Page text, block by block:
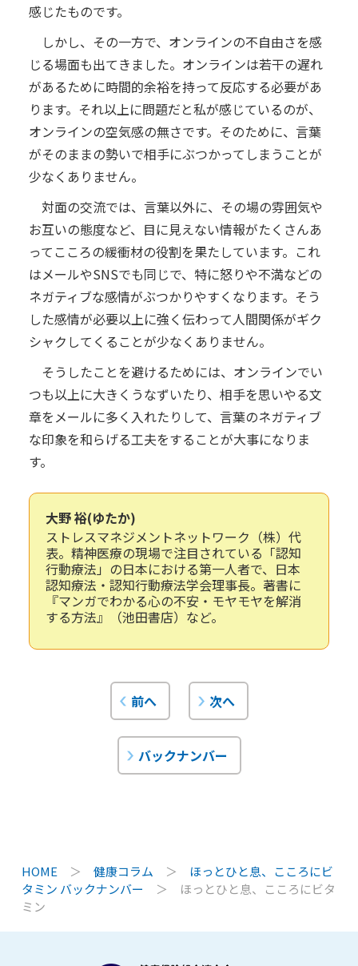
感じたものです。
しかし、その一方で、オンラインの不自由さを感
じる場面も出てきました。オンラインは若干の遅れ
があるために時間的余裕を持って反応する必要があ
ります。それ以上に問題だと私が感じているのが、
オンラインの空気感の無さです。そのために、言葉
がそのままの勢いで相手にぶつかってしまうことが
少なくありません。
対面の交流では、言葉以外に、その場の雰囲気や
お互いの態度など、目に見えない情報がたくさんあ
ってこころの緩衝材の役割を果たしています。これ
はメールやSNSでも同じで、特に怒りや不満などの
ネガティブな感情がぶつかりやすくなります。そう
した感情が必要以上に強く伝わって人間関係がギク
シャクしてくることが少なくありません。
そうしたことを避けるためには、オンラインでい
つも以上に大きくうなずいたり、相手を思いやる文
章をメールに多く入れたりして、言葉のネガティブ
な印象を和らげる工夫をすることが大事になりま
す。
大野 裕(ゆたか)
ストレスマネジメントネットワーク（株）代
表。精神医療の現場で注目されている「認知
行動療法」の日本における第一人者で、日本
認知療法・認知行動療法学会理事長。著書に
『マンガでわかる心の不安・モヤモヤを解消
する方法』（池田書店）など。
前へ 次へ
バックナンバー
HOME ＞ 健康コラム ＞ ほっとひと息、こころにビ
タミン バックナンバー ＞
ほっとひと息、こころにビタ
ミン